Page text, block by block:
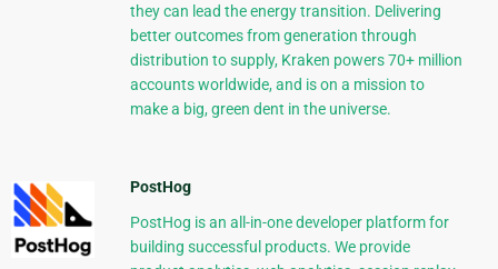
they can lead the energy transition. Delivering
better outcomes from generation through
distribution to supply, Kraken powers 70+ million
accounts worldwide, and is on a mission to
make a big, green dent in the universe.
PostHog
PostHog is an all-in-one developer platform for
building successful products. We provide